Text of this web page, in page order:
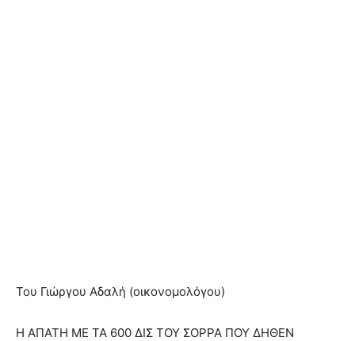
Του Γιώργου Αδαλή (οικονομολόγου)
Η ΑΠΑΤΗ ΜΕ ΤΑ 600 ΔΙΣ ΤΟΥ ΣΟΡΡΑ ΠΟΥ ΔΗΘΕΝ